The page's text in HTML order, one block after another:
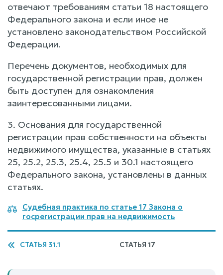
отвечают требованиям статьи 18 настоящего
Федерального закона и если иное не
установлено законодательством Российской
Федерации.
Перечень документов, необходимых для
государственной регистрации прав, должен
быть доступен для ознакомления
заинтересованными лицами.
3. Основания для государственной
регистрации прав собственности на объекты
недвижимого имущества, указанные в статьях
25, 25.2, 25.3, 25.4, 25.5 и 30.1 настоящего
Федерального закона, установлены в данных
статьях.
Судебная практика по статье 17 Закона о
госрегистрации прав на недвижимость
СТАТЬЯ 31.1 СТАТЬЯ 17